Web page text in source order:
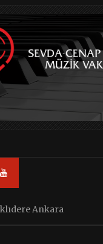
Ankara